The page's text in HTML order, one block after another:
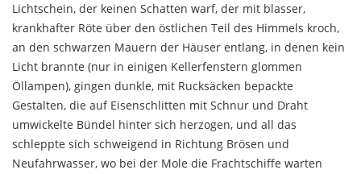
Lichtschein, der keinen Schatten warf, der mit blasser,
krankhafter Röte über den östlichen Teil des Himmels kroch,
an den schwarzen Mauern der Häuser entlang, in denen kein
Licht brannte (nur in einigen Kellerfen­stern glommen
Öllampen), gingen dunkle, mit Ruck­säcken bepackte
Gestalten, die auf Eisenschlitten mit Schnur und Draht
umwickelte Bündel hinter sich herzogen, und all das
schleppte sich schweigend in Rich­tung Brösen und
Neufahrwasser, wo bei der Mole die Frachtschiffe warten